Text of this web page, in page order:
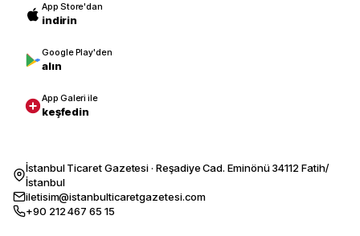
App Store'dan
indirin
Google Play'den
alın
App Galeri ile
keşfedin
İstanbul Ticaret Gazetesi · Reşadiye Cad. Eminönü 34112 Fatih/
İstanbul
iletisim@istanbulticaretgazetesi.com
+90 212 467 65 15